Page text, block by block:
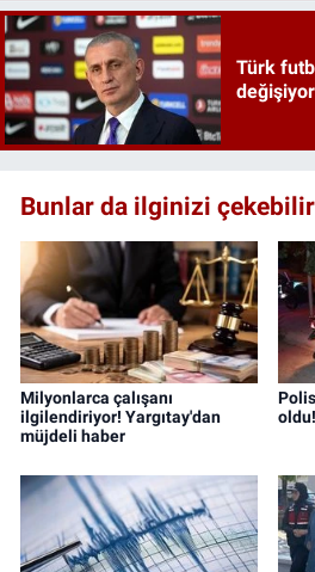
Türk
değişiyor
Bunlar da ilginizi çekebilir
Milyonlarca çalışanı
ilgilendiriyor! Yargıtay'dan
müjdeli haber